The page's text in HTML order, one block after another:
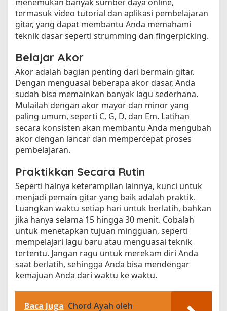
termasuk video tutorial dan aplikasi pembelajaran
gitar, yang dapat membantu Anda memahami
teknik dasar seperti strumming dan fingerpicking.
Belajar Akor
Akor adalah bagian penting dari bermain gitar.
Dengan menguasai beberapa akor dasar, Anda
sudah bisa memainkan banyak lagu sederhana.
Mulailah dengan akor mayor dan minor yang
paling umum, seperti C, G, D, dan Em. Latihan
secara konsisten akan membantu Anda mengubah
akor dengan lancar dan mempercepat proses
pembelajaran.
Praktikkan Secara Rutin
Seperti halnya keterampilan lainnya, kunci untuk
menjadi pemain gitar yang baik adalah praktik.
Luangkan waktu setiap hari untuk berlatih, bahkan
jika hanya selama 15 hingga 30 menit. Cobalah
untuk menetapkan tujuan mingguan, seperti
mempelajari lagu baru atau menguasai teknik
tertentu. Jangan ragu untuk merekam diri Anda
saat berlatih, sehingga Anda bisa mendengar
kemajuan Anda dari waktu ke waktu.
Baca Juga Chord Ayah oleh